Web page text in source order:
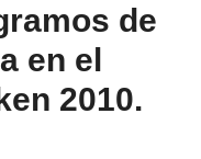
de
en el
2010.